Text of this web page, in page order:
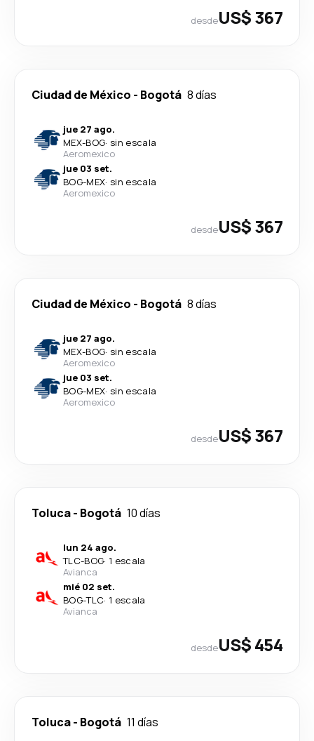
desdeUS$ 367
Ciudad de México - Bogotá 8 días
jue 27 ago.
MEX-BOG· sin escala
Aeromexico
jue 03 set.
BOG-MEX· sin escala
Aeromexico
desdeUS$ 367
Ciudad de México - Bogotá 8 días
jue 27 ago.
MEX-BOG· sin escala
Aeromexico
jue 03 set.
BOG-MEX· sin escala
Aeromexico
desdeUS$ 367
Toluca- Bogotá 10 días
lun 24 ago.
TLC-BOG· 1 escala
Avianca
mié 02 set.
BOG-TLC· 1 escala
Avianca
desdeUS$ 454
Toluca- Bogotá 11 días